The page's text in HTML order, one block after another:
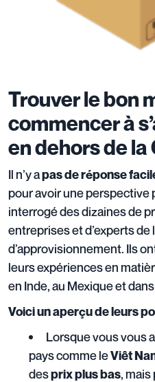
Trouver le bon
commencer à
en dehors de la
Il n’y apas de réponse
pour avoir une perspective
interrogé des dizaines de
entreprises et d’experts de
d’approvisionnement. Ils
leurs expériences en
en Inde, au Mexique et
Voici un aperçu de leurs
Lorsque vous vous
pays comme leViêt
desprix plus bas,